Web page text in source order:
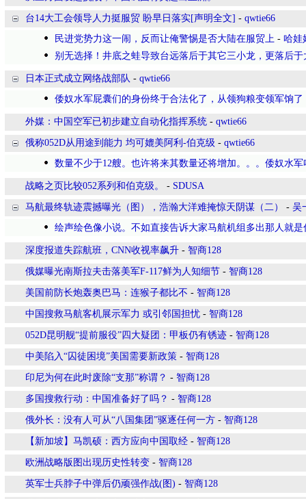
台14大工会领导人力挺服贸 盼早日落实[声明全文] - qwtie66
民进党势力这一闹，反而让俺警惕是否大陆在服贸上 - 哈娃
别无选择！井底之蛙导致台远落后于其它三小龙，更落后于
日本正式成立网络战部队 - qwtie66
倭奴水军屁囊们的身份终于合法化了，从领狗粮变领军饷了
外媒：中国空军已初步建立自动化指挥系统 - qwtie66
俄称052D从用途到能力 均可媲美阿利-伯克级 - qwtie66
数量不少于12艘。也许将来其数量还将增加。。。倭奴水军
战略之页比较052系列和伯克级。 - SDUSA
马航最终轨迹震撼曝光（图），浩瀚大洋难掩惊天阴谋（二） - 吴
绘声绘色像小说。不如直接告诉大家马航机组多出那人就是
深度报道失踪航班，CNN收视率飙升 - 智商128
俄媒曝光南斯拉夫击落美军F-117鲜为人知细节 - 智商128
美国前防长炮轰奥巴马：连猴子都比不 - 智商128
中国搜救马航客机展示军力 或引邻国担忧 - 智商128
052D昆明舰“提前服役”四大疑团：甲板仍有锈迹 - 智商128
中美陷入“囚徒困境”美国需要新政策 - 智商128
印尼为何在此时废除“支那”称谓？ - 智商128
多国搜救行动：中国准备好了吗？ - 智商128
俄外长：没有人可从“八国集团”驱逐任何一方 - 智商128
【新加坡】马凯硕：西方应向中国取经 - 智商128
欧洲战略版图出现历史性转变 - 智商128
英军士兵脖子中弹后仍顽强作战(图) - 智商128